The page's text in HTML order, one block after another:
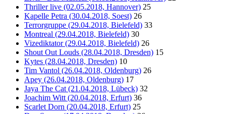
Thriller live (02.05.2018, Hannover) 25
Kapelle Petra (30.04.2018, Soest) 26
Terrorgruppe (29.04.2018, Bielefeld) 33
Montreal (29.04.2018, Bielefeld) 30
Vizediktator (29.04.2018, Bielefeld) 26
Shout Out Louds (28.04.2018, Dresden) 15
Kytes (28.04.2018, Dresden) 10
Tim Vantol (26.04.2018, Oldenburg) 26
Apey (26.04.2018, Oldenburg) 17
Jaya The Cat (21.04.2018, Lübeck) 32
Joachim Witt (20.04.2018, Erfurt) 36
Scarlet Dorn (20.04.2018, Erfurt) 25